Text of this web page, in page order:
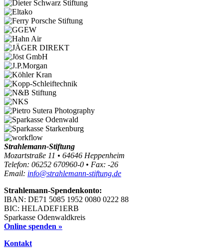
Strahlemann-Stiftung
Mozartstraße 11 • 64646 Heppenheim
Telefon: 06252 670960-0 • Fax: -26
Email: info@strahlemann-stiftung.de
Strahlemann-Spendenkonto:
IBAN: DE71 5085 1952 0080 0222 88
BIC: HELADEF1ERB
Sparkasse Odenwaldkreis
Online spenden »
Kontakt